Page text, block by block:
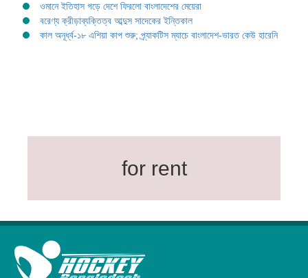
ওমানে ইতিহাস গড়ে দেশে ফিরলো বাংলাদেশের মেয়েরা
বরেণ্য ক্রীড়াব্যক্তিত্ব আব্দুস সাদেকের ইন্তিকাল
কাল অনূর্ধ্ব-১৮ এশিয়া কাপ শুরু; প্র্যাকটিস ম্যাচে বাংলাদেশ-ভারত কেউ হারেনি
for rent